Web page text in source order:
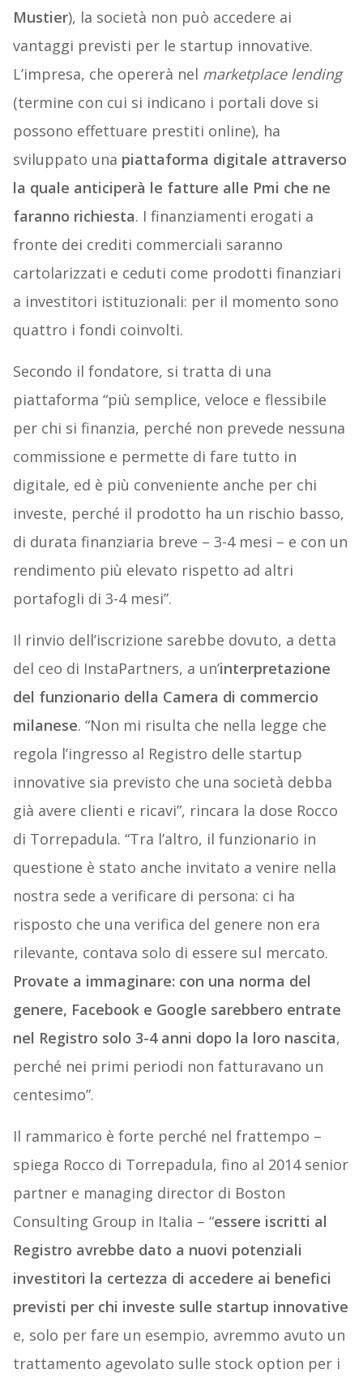
Mustier), la società non può accedere ai
vantaggi previsti per le startup innovative.
L’impresa, che opererà nel marketplace lending
(termine con cui si indicano i portali dove si
possono effettuare prestiti online), ha
sviluppato una piattaforma digitale attraverso
la quale anticiperà le fatture alle Pmi che ne
faranno richiesta. I finanziamenti erogati a
fronte dei crediti commerciali saranno
cartolarizzati e ceduti come prodotti finanziari
a investitori istituzionali: per il momento sono
quattro i fondi coinvolti.
Secondo il fondatore, si tratta di una
piattaforma “più semplice, veloce e flessibile
per chi si finanzia, perché non prevede nessuna
commissione e permette di fare tutto in
digitale, ed è più conveniente anche per chi
investe, perché il prodotto ha un rischio basso,
di durata finanziaria breve – 3-4 mesi – e con un
rendimento più elevato rispetto ad altri
portafogli di 3-4 mesi”.
Il rinvio dell’iscrizione sarebbe dovuto, a detta
del ceo di InstaPartners, a un’interpretazione
del funzionario della Camera di commercio
milanese. “Non mi risulta che nella legge che
regola l’ingresso al Registro delle startup
innovative sia previsto che una società debba
già avere clienti e ricavi”, rincara la dose Rocco
di Torrepadula. “Tra l’altro, il funzionario in
questione è stato anche invitato a venire nella
nostra sede a verificare di persona: ci ha
risposto che una verifica del genere non era
rilevante, contava solo di essere sul mercato.
Provate a immaginare: con una norma del
genere, Facebook e Google sarebbero entrate
nel Registro solo 3-4 anni dopo la loro nascita,
perché nei primi periodi non fatturavano un
centesimo”.
Il rammarico è forte perché nel frattempo –
spiega Rocco di Torrepadula, fino al 2014 senior
partner e managing director di Boston
Consulting Group in Italia – “essere iscritti al
Registro avrebbe dato a nuovi potenziali
investitori la certezza di accedere ai benefici
previsti per chi investe sulle startup innovative
e, solo per fare un esempio, avremmo avuto un
trattamento agevolato sulle stock option per i